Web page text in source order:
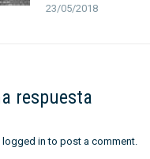
23/05/2018
respuesta
logged in to post a comment.